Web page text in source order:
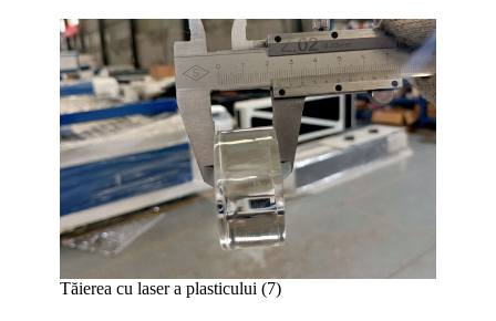
Tăierea cu laser a plasticului (7)